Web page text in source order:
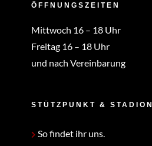
ÖFFNUNGSZEITEN
Mittwoch 16 – 18 Uhr
Freitag 16 – 18 Uhr
und nach Vereinbarung
STÜTZPUNKT & STADION
So findet ihr uns.